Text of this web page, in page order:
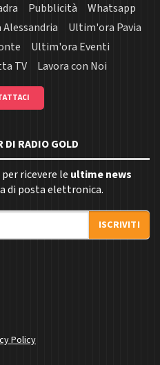
Pubblicità
Whatsapp
Ultim'ora Pavia
Ultim'ora Eventi
TV Lavora con Noi
DI RADIO GOLD
ricevere le ultime news
di posta elettronica.
ISCRIVITI
Policy